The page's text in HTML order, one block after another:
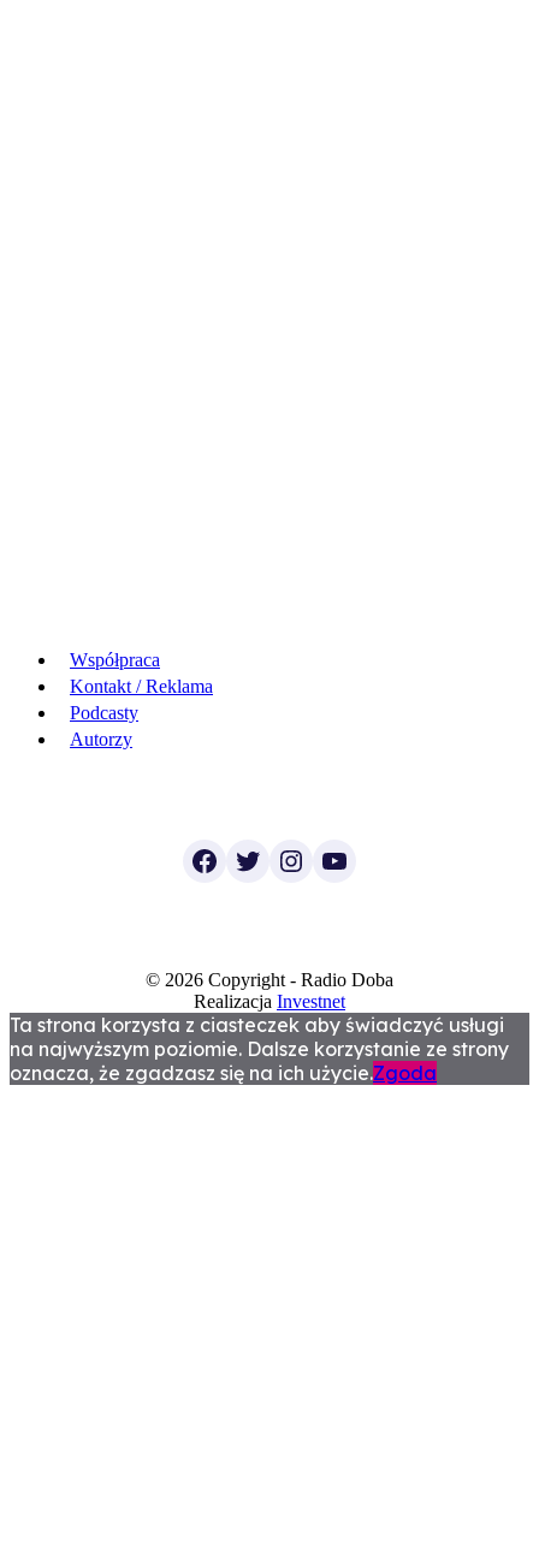
Współpraca
Kontakt / Reklama
Podcasty
Autorzy
Facebook
TwitterInstagram
YouTube
© 2026 Copyright - Radio Doba
Realizacja Investnet
Ta strona korzysta z ciasteczek aby świadczyć usługi
na najwyższym poziomie. Dalsze korzystanie ze strony
oznacza, że zgadzasz się na ich użycie.Zgoda